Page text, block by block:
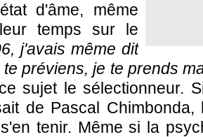
d'âme, même
temps sur le
j'avais même dit
préviens, je te prends
sujet le sélectionneur.
de Pascal Chimbonda,
tenir. Même si la